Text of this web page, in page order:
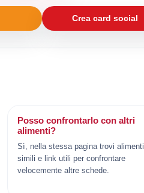
Crea card social
Posso confrontarlo con altri
alimenti?
Sì, nella stessa pagina trovi alimenti
simili e link utili per confrontare
velocemente altre schede.